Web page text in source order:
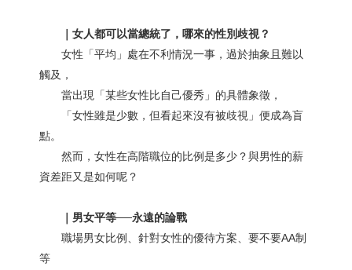
｜女人都可以當總統了，哪來的性別歧視？
女性「平均」處在不利情況一事，過於抽象且難以
觸及，
當出現「某些女性比自己優秀」的具體象徵，
「女性雖是少數，但看起來沒有被歧視」便成為盲
點。
然而，女性在高階職位的比例是多少？與男性的薪
資差距又是如何呢？
｜男女平等──永遠的論戰
職場男女比例、針對女性的優待方案、要不要AA制
等